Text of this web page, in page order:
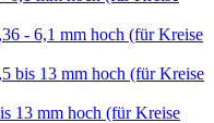
- 6,1 mm hoch (für Kreise
bis 13 mm hoch (für Kreise
13 mm hoch (für Kreise